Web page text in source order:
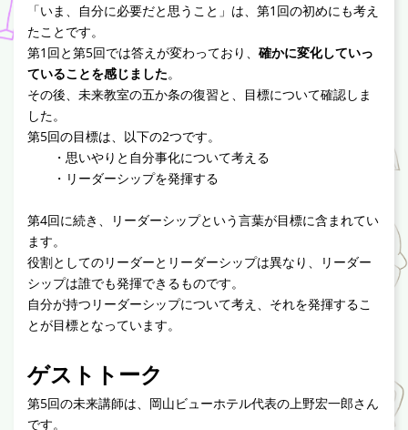
「いま、自分に必要だと思うこと」は、第1回の初めにも考え
たことです。
第1回と第5回では答えが変わっており、 確かに変化していっ
ていることを感じました。
その後、未来教室の五か条の復習と、目標について確認しま
した。
第5回の目標は、以下の2つです。
・思いやりと自分事化について考える
・リーダーシップを発揮する
第4回に続き、リーダーシップという言葉が目標に含まれてい
ます。
役割としてのリーダーとリーダーシップは異なり、リーダー
シップは誰でも発揮できるものです。
自分が持つリーダーシップについて考え、それを発揮するこ
とが目標となっています。
ゲストトーク
第5回の未来講師は、岡山ビューホテル代表の上野宏一郎さん
です。